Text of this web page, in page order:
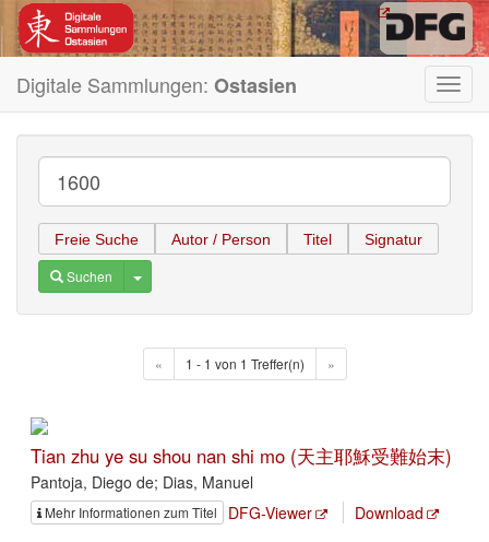
Digitale Sammlungen: Ostasien
Freie Suche Autor / Person Titel Signatur
Suchen Toggle Dropdown
« 1 - 1 von 1 Treffer(n) »
Tian zhu ye su shou nan shi mo (天主耶穌受難始末)
Pantoja, Diego de; Dias, Manuel
Mehr Informationen zum Titel DFG-Viewer Download